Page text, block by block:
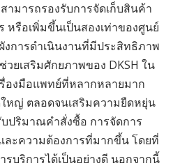
มารถรองรับการจัดเก็บสินค้า
หรือเพิ่มขึ้นเป็นสองเท่าของศูนย์
การดำเนินงานที่มีประสิทธิภาพ
ยเสริมศักยภาพของ DKSH ใน
องมือแพทย์ที่หลากหลายมาก
หญ่ ตลอดจนเสริมความยืดหยุ่น
ปริมาณคำสั่งซื้อ การจัดการ
ะความต้องการที่มากขึ้น โดยที่
บริการได้เป็นอย่างดี นอกจากนี้